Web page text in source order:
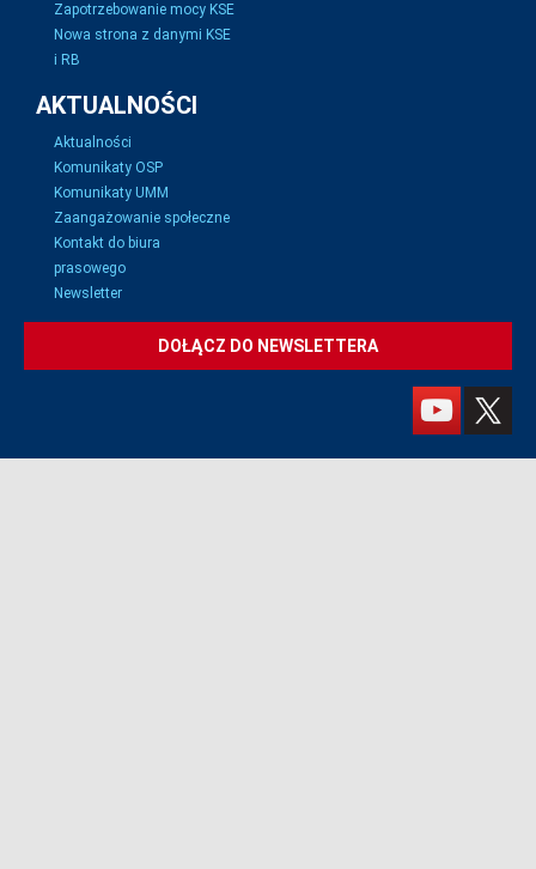
Zapotrzebowanie mocy KSE
Nowa strona z danymi KSE
i RB
AKTUALNOŚCI
Aktualności
Komunikaty OSP
Komunikaty UMM
Zaangażowanie społeczne
Kontakt do biura
prasowego
Newsletter
DOŁĄCZ DO NEWSLETTERA